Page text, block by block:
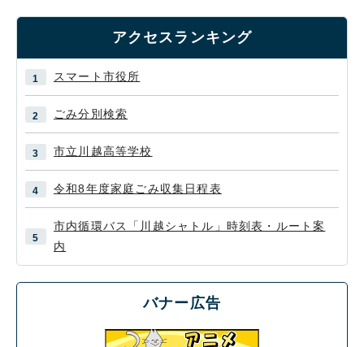
アクセスランキング
スマート市役所
ごみ分別検索
市立川越高等学校
令和8年度家庭ごみ収集日程表
市内循環バス「川越シャトル」時刻表・ルート案
内
バナー広告